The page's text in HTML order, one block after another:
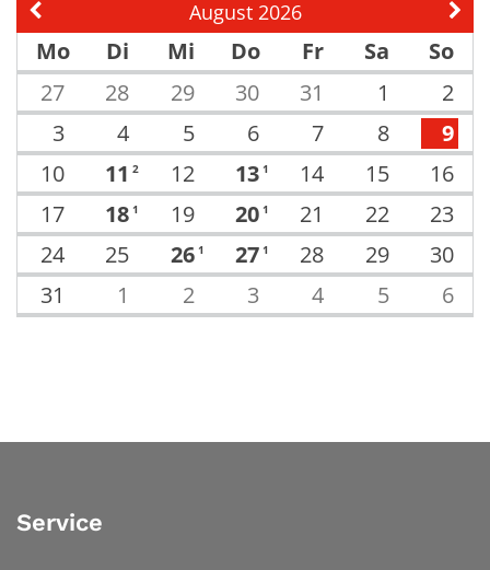
Vorherige Seite August 2026
Mo
Di Mi Do Fr Sa
So
27
28 29 30 31 1
2
3
4 5 6 7 8
9
10
11 2 12 13 1 14 15
16
17
18 1 19 20 1 21 22
23
24
25 26 1 27 1 28 29
30
31
1 2 3 4 5 6
Service